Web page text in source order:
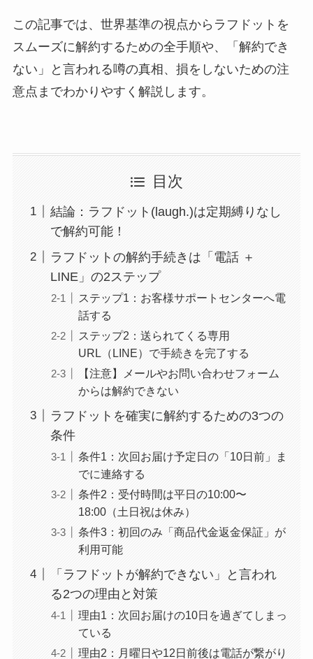
この記事では、世界基準の視点からラフドットを
スムーズに解約するための全手順や、「解約でき
ない」と言われる噂の真相、損をしないための注
意点までわかりやすく解説します。
目次
結論：ラフドット(laugh.)は定期縛りなし
で解約可能！
ラフドットの解約手続きは「電話 ＋
LINE」の2ステップ
ステップ1：お客様サポートセンターへ電
話する
ステップ2：送られてくる専用
URL（LINE）で手続きを完了する
【注意】メールやお問い合わせフォーム
からは解約できない
ラフドットを確実に解約するための3つの
条件
条件1：次回お届け予定日の「10日前」ま
でに連絡する
条件2：受付時間は平日の10:00〜
18:00（土日祝は休み）
条件3：初回のみ「商品代金返金保証」が
利用可能
「ラフドットが解約できない」と言われ
る2つの理由と対策
理由1：次回お届けの10日を過ぎてしまっ
ている
理由2：月曜日や12日前後は電話が繋がり